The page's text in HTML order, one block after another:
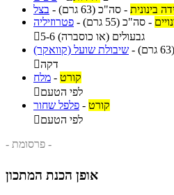
בצל - בינונית - סה"כ (63 גרם)
פטרוזיליה - - סה"כ (55 גרם)

5-6 גבעולים (או כוסברה)
שיבולת שועל (קוואקר) -
(63 גרם)
דקה
מלח - קורט
לפי הטעם
פלפל שחור - קורט
לפי הטעם
- פרסומת -
אופן הכנת המתכון